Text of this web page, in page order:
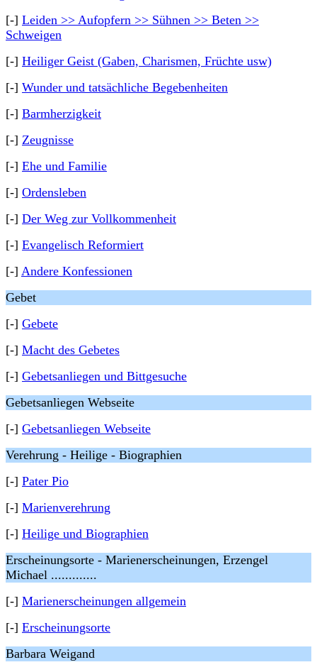
[-] Leiden >> Aufopfern >> Sühnen >> Beten >>
Schweigen
[-] Heiliger Geist (Gaben, Charismen, Früchte usw)
[-] Wunder und tatsächliche Begebenheiten
[-] Barmherzigkeit
[-] Zeugnisse
[-] Ehe und Familie
[-] Ordensleben
[-] Der Weg zur Vollkommenheit
[-] Evangelisch Reformiert
[-] Andere Konfessionen
Gebet
[-] Gebete
[-] Macht des Gebetes
[-] Gebetsanliegen und Bittgesuche
Gebetsanliegen Webseite
[-] Gebetsanliegen Webseite
Verehrung - Heilige - Biographien
[-] Pater Pio
[-] Marienverehrung
[-] Heilige und Biographien
Erscheinungsorte - Marienerscheinungen, Erzengel
Michael .............
[-] Marienerscheinungen allgemein
[-] Erscheinungsorte
Barbara Weigand